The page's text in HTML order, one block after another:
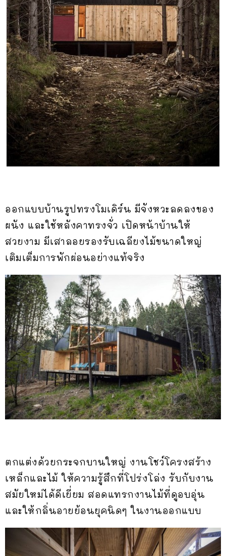
ออกแบบบ้านรูปทรงโมเดิร์น มีจังหวะลดลงของ
ผนัง และใช้หลังคาทรงจั่ว เปิดหน้าบ้านให้
สวยงาม มีเสาลอยรองรับเฉลียงไม้ขนาดใหญ่
เติมเต็มการพักผ่อนอย่างแท้จริง
ตกแต่งด้วยกระจกบานใหญ่ งานโชว์โครงสร้าง
เหล็กและไม้ ให้ความรู้สึกที่โปร่งโล่ง รับกับงาน
สมัยใหม่ได้ดีเยี่ยม สอดแทรกงานไม้ที่ดูอบอุ่น
และให้กลิ่นอายย้อนยุคนิดๆ ในงานออกแบบ